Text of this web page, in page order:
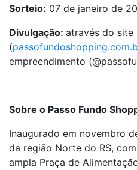
Sorteio: 07 de janeiro de
Divulgação: através do site
(
empreendimento
Sobre o Passo Fundo
Inaugurado em novembro
da região Norte do RS,
ampla Praça de